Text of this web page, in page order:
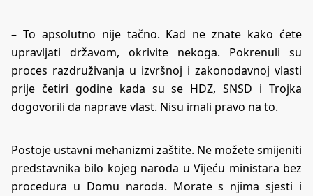
– To apsolutno nije tačno. Kad ne znate kako ćete
upravljati državom, okrivite nekoga. Pokrenuli su
proces razdruživanja u izvršnoj i zakonodavnoj vlasti
prije četiri godine kada su se HDZ, SNSD i Trojka
dogovorili da naprave vlast. Nisu imali pravo na to.
Postoje ustavni mehanizmi zaštite. Ne možete smijeniti
predstavnika bilo kojeg naroda u Vijeću ministara bez
procedura u Domu naroda. Morate s njima sjesti i